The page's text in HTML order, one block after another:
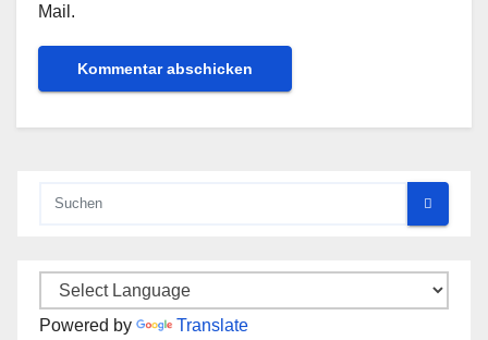
Mail.
Powered by Translate